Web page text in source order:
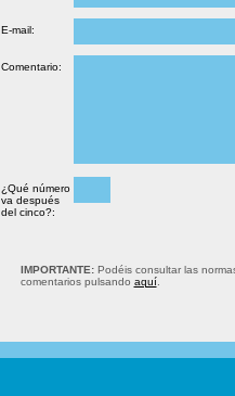
E-mail:
Comentario:
¿Qué número
va después
del cinco?:
IMPORTANTE:Podéis consultar las
comentarios pulsando aquí.